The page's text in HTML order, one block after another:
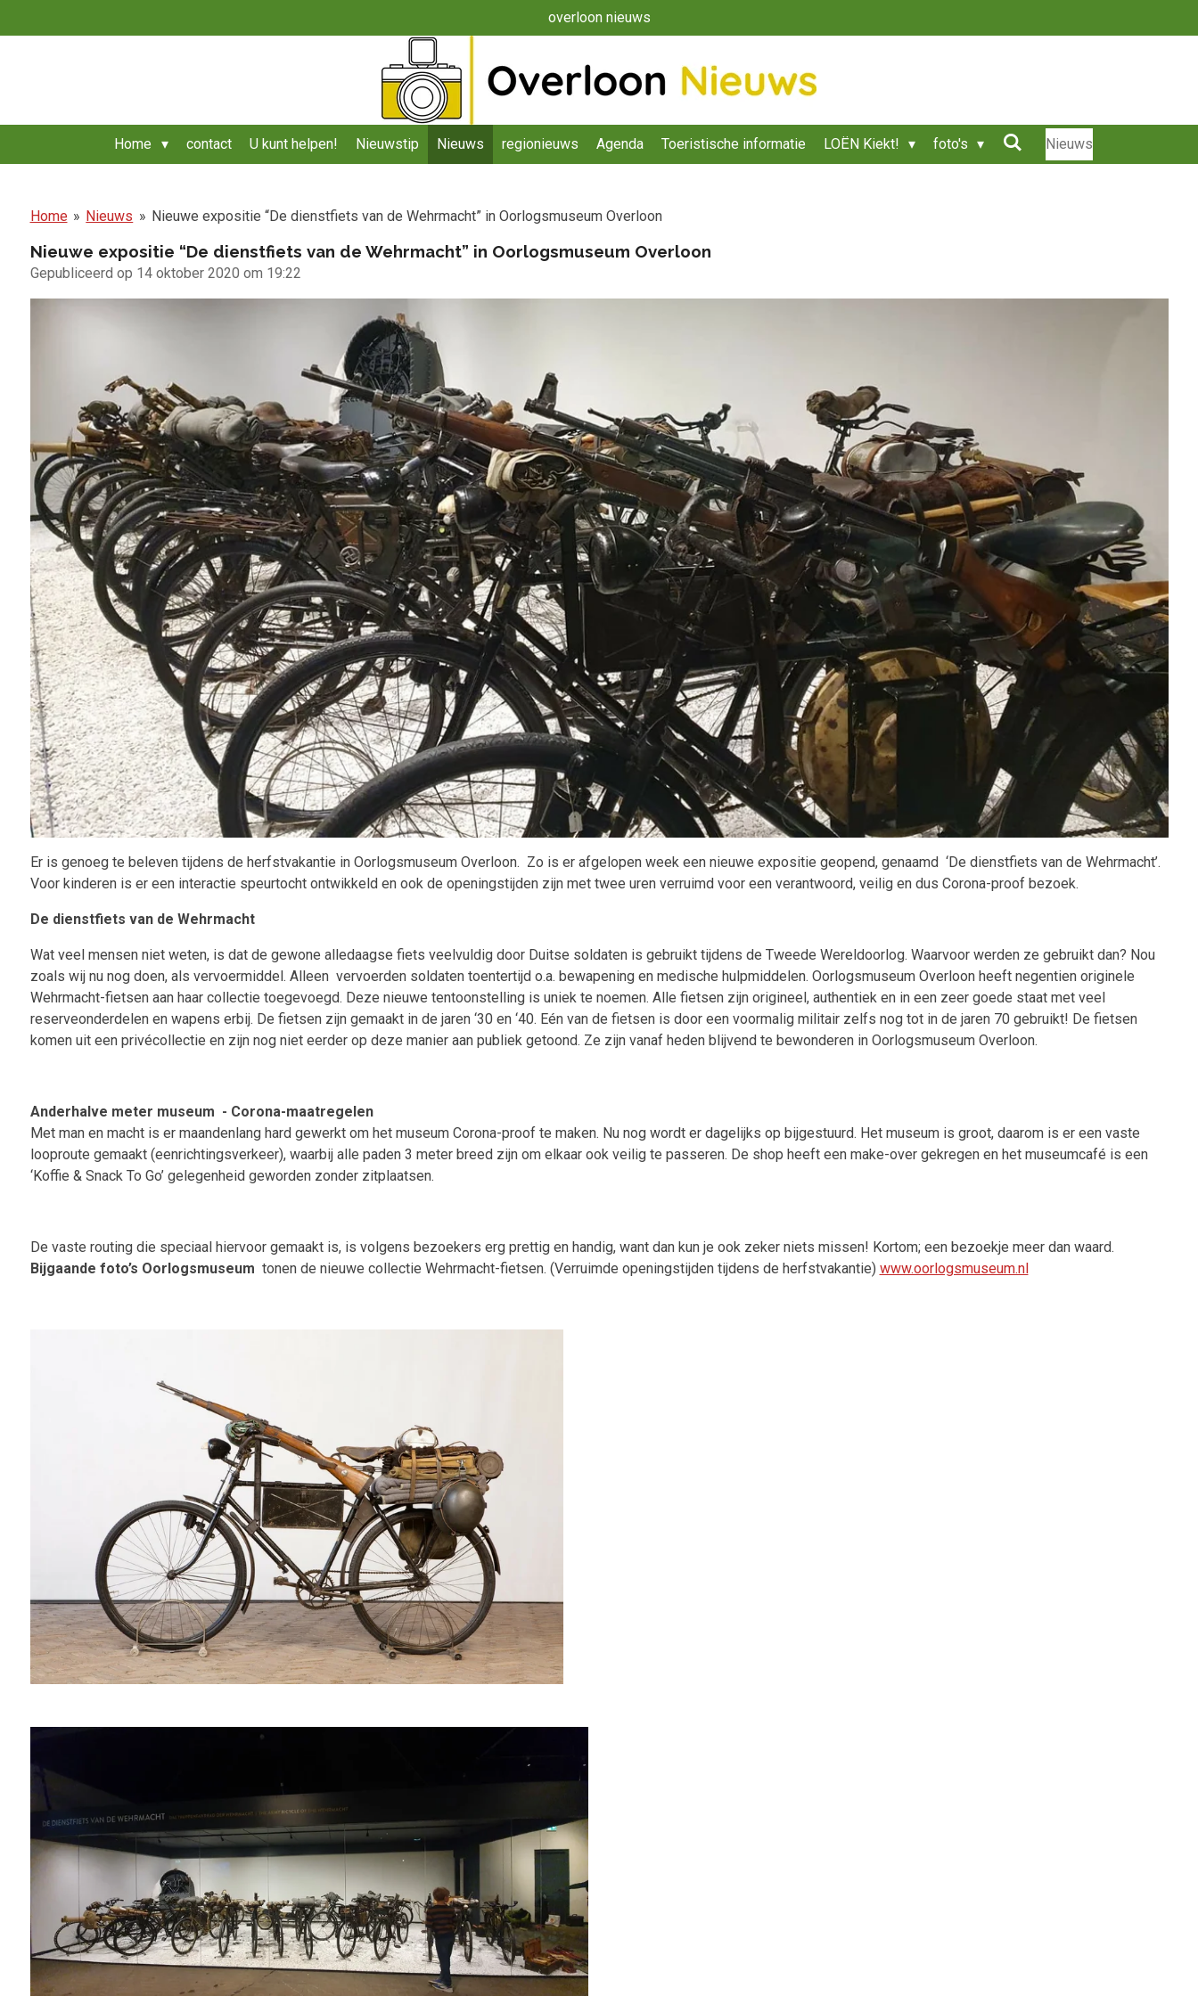
direct
overloon nieuws
Home contact U kunt helpen! Nieuwstip Nieuws regionieuws Agenda Toeristische informatie LOËN Kiekt! foto's Nieuws
Home » Nieuws » Nieuwe expositie “De dienstfiets van de Wehrmacht” in Oorlogsmuseum Overloon
Nieuwe expositie “De dienstfiets van de Wehrmacht” in Oorlogsmuseum Overloon
Gepubliceerd op 14 oktober 2020 om 19:22
Er is genoeg te beleven tijdens de herfstvakantie in Oorlogsmuseum Overloon. Zo is er afgelopen week een nieuwe expositie geopend, genaamd ‘De dienstfiets van de Wehrmacht’.
Voor kinderen is er een interactie speurtocht ontwikkeld en ook de openingstijden zijn met twee uren verruimd voor een verantwoord, veilig en dus Corona-proof bezoek.
De dienstfiets van de Wehrmacht
Wat veel mensen niet weten, is dat de gewone alledaagse fiets veelvuldig door Duitse soldaten is gebruikt tijdens de Tweede Wereldoorlog. Waarvoor werden ze gebruikt dan? Nou
zoals wij nu nog doen, als vervoermiddel. Alleen vervoerden soldaten toentertijd o.a. bewapening en medische hulpmiddelen. Oorlogsmuseum Overloon heeft negentien originele
Wehrmacht-fietsen aan haar collectie toegevoegd. Deze nieuwe tentoonstelling is uniek te noemen. Alle fietsen zijn origineel, authentiek en in een zeer goede staat met veel
reserveonderdelen en wapens erbij. De fietsen zijn gemaakt in de jaren ‘30 en ‘40. Eén van de fietsen is door een voormalig militair zelfs nog tot in de jaren 70 gebruikt! De fietsen
komen uit een privécollectie en zijn nog niet eerder op deze manier aan publiek getoond. Ze zijn vanaf heden blijvend te bewonderen in Oorlogsmuseum Overloon.
Anderhalve meter museum - Corona-maatregelen
Met man en macht is er maandenlang hard gewerkt om het museum Corona-proof te maken. Nu nog wordt er dagelijks op bijgestuurd. Het museum is groot, daarom is er een vaste
looproute gemaakt (eenrichtingsverkeer), waarbij alle paden 3 meter breed zijn om elkaar ook veilig te passeren. De shop heeft een make-over gekregen en het museumcafé is een
‘Koffie & Snack To Go’ gelegenheid geworden zonder zitplaatsen.
De vaste routing die speciaal hiervoor gemaakt is, is volgens bezoekers erg prettig en handig, want dan kun je ook zeker niets missen! Kortom; een bezoekje meer dan waard.
Bijgaande foto’s Oorlogsmuseum tonen de nieuwe collectie Wehrmacht-fietsen. (Verruimde openingstijden tijdens de herfstvakantie) www.oorlogsmuseum.nl